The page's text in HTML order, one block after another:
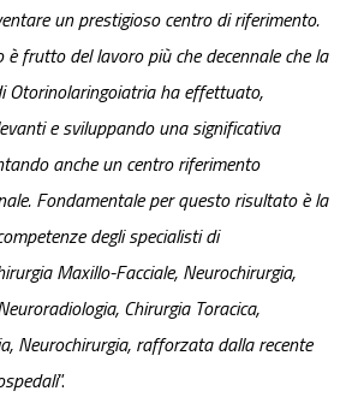
un prestigioso centro di riferimento.
frutto del lavoro più che decennale che la
Otorinolaringoiatria ha effettuato,
e sviluppando una significativa
anche un centro riferimento
Fondamentale per questo risultato è la
degli specialisti di
Maxillo-Facciale, Neurochirurgia,
Chirurgia Toracica,
Neurochirurgia, rafforzata dalla recente
”.